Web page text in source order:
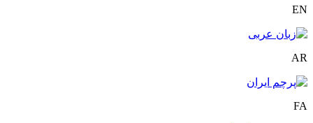
EN
AR
FA